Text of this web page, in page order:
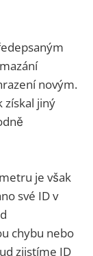
novým.
získal jiný
je však
své ID v
chybu nebo
zjistíme ID